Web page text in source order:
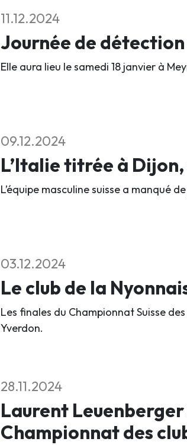
11.12.2024
Journée de
Elle aura lieu le samedi 18 janvier à
09.12.2024
L’Italie titrée à
L’équipe masculine suisse a manqué
03.12.2024
Le club de la
Les finales du Championnat Suisse
Yverdon.
28.11.2024
Laurent
Championnat des